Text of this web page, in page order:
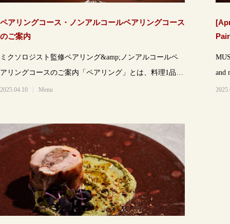
ペアリングコース・ノンアルコールペアリングコース
のご案内
ミクソロジスト監修ペアリング&amp;ノンアルコールペ
アリングコースのご案内「ペアリング」とは、料理1品ご
とに最も合うドリン
2025.04.10 Menu
and